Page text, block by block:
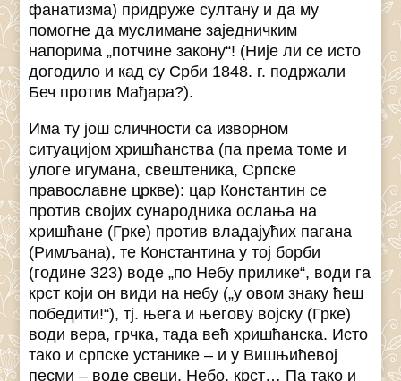
фанатизма) придруже султану и да му
помогне да муслимане заједничким
напорима „потчине закону“! (Није ли се исто
догодило и кад су Срби 1848. г. подржали
Беч против Мађара?).
Има ту још сличности са изворном
ситуацијом хришћанства (па према томе и
улоге игумана, свештеника, Српске
православне цркве): цар Константин се
против својих сународника ослања на
хришћане (Грке) против владајућих пагана
(Римљана), те Константина у тој борби
(године 323) воде „по Небу прилике“, води га
крст који он види на небу („у овом знаку ћеш
победити!“), тј. њега и његову војску (Грке)
води вера, грчка, тада већ хришћанска. Исто
тако и српске устанике – и у Вишњићевој
песми – воде свеци, Небо, крст… Па тако и